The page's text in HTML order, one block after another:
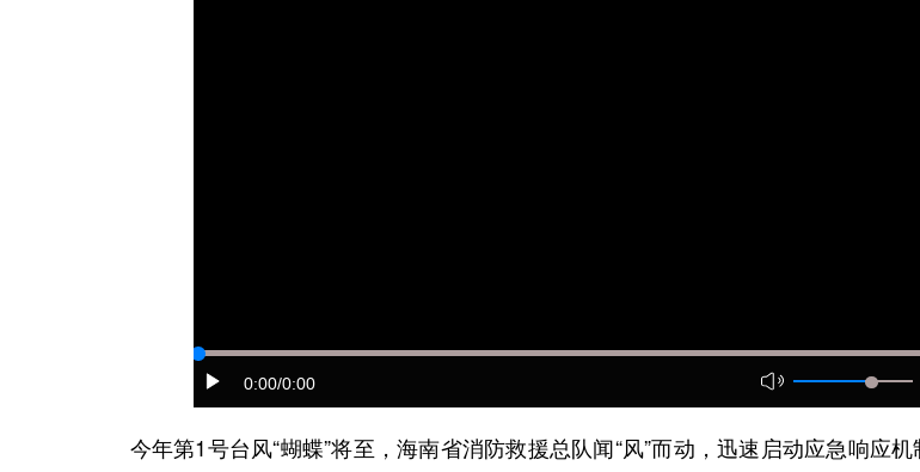
0:00/0:00
今年第1号台风“蝴蝶”将至，海南省消防救援总队闻“风”而动，迅速启动应急响应机